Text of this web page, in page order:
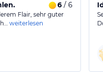
6/ 6
Flair, sehr guter
weiterlesen